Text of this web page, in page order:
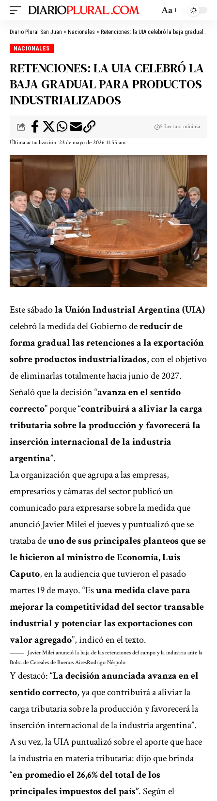
Aa
Diario Plural San Juan > Nacionales > Retenciones: la UIA celebró la baja gradual para productos industrializados
NACIONALES
RETENCIONES: LA UIA CELEBRÓ LA
BAJA GRADUAL PARA PRODUCTOS
INDUSTRIALIZADOS
Última actualización: 23 de mayo de 2026 11:55 am
5 Lectura mínima
Este sábadola Unión Industrial Argentina (UIA)
celebró la medida del Gobierno dereducir de
forma gradual las retenciones a la exportación
sobre productos industrializados, con el objetivo
de eliminarlas totalmente hacia junio de 2027.
Señaló que la decisión “avanza en el sentido
correcto” porque “contribuirá a aliviar la carga
tributaria sobre la producción y favorecerá la
inserción internacional de la industria
argentina”.
La organización que agrupa a las empresas,
empresarios y cámaras del sector publicó un
comunicado para expresarse sobrela medida que
anunció Javier Milei el juevesy puntualizó que se
trataba deuno de sus principales planteos que se
le hicieron al ministro de Economía, Luis
Caputo, en la audiencia que tuvieron el pasado
martes 19 de mayo. “Esuna medida clave para
mejorar la competitividad del sector transable
industrial y potenciar las exportaciones con
valor agregado”, indicó en el texto.
Javier Milei anunció la baja de las retenciones del campo y la industria ante la
Bolsa de Cereales de Buenos AiresRodrigo Néspolo
Y destacó: “La decisión anunciada avanza en el
sentido correcto, ya que contribuirá a aliviar la
carga tributaria sobre la producción y favorecerá la
inserción internacional de la industria argentina”.
A su vez, la UIA puntualizó sobre el aporte que hace
la industria en materia tributaria: dijo que brinda
“en promedio el 26,6% del total de los
principales impuestos del país”. Según el